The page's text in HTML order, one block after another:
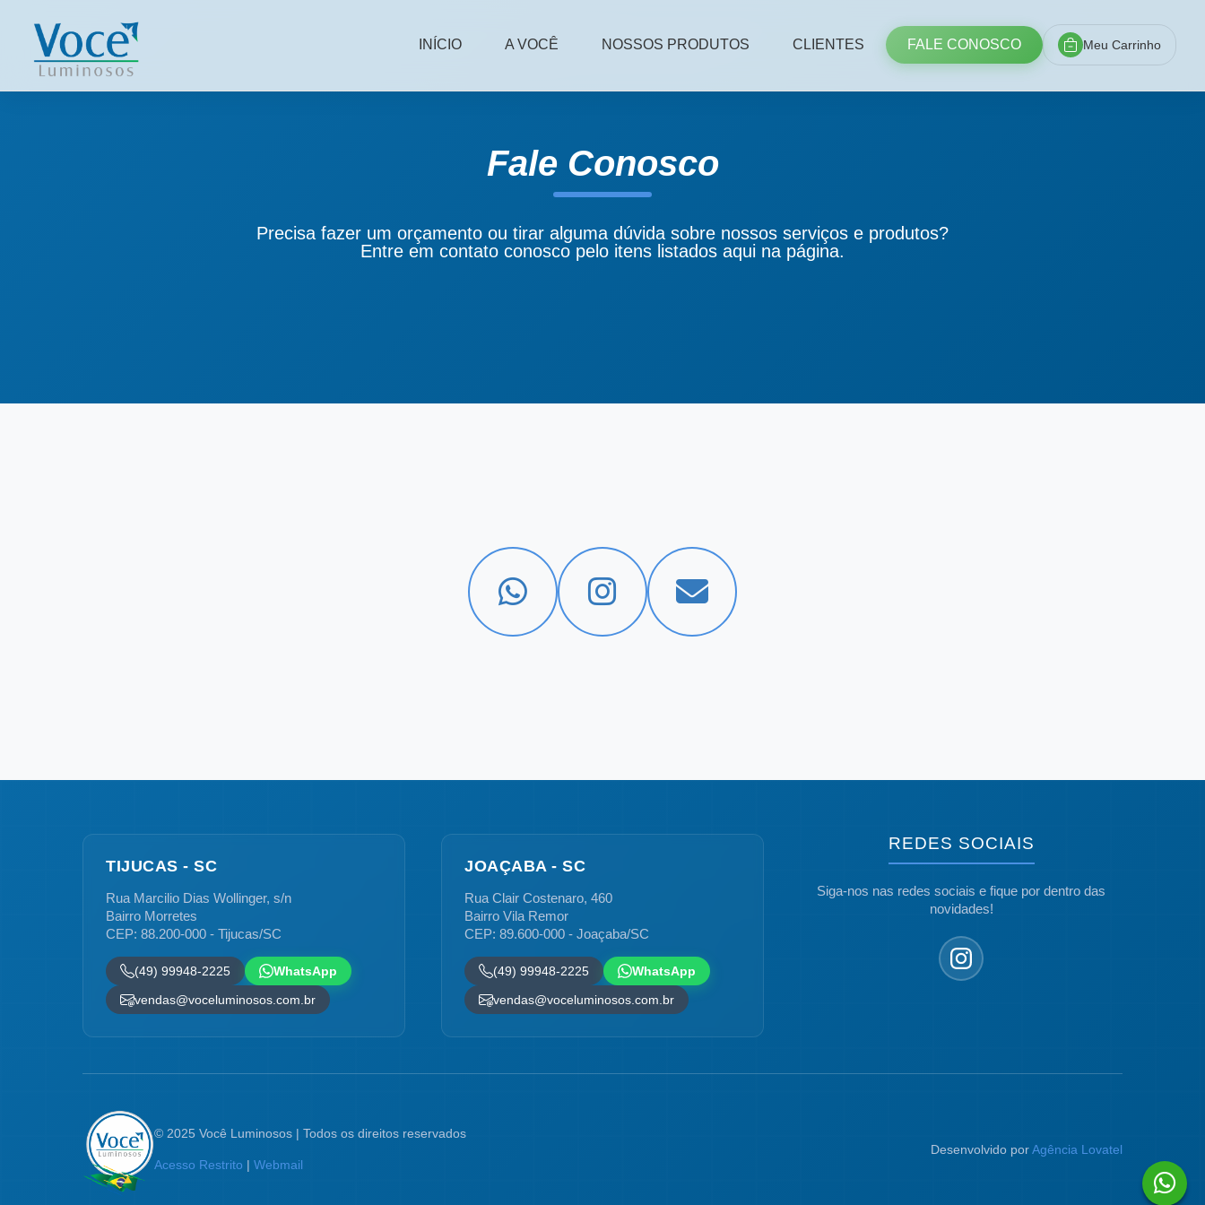
INÍCIO A VOCÊ NOSSOS PRODUTOS CLIENTES FALE CONOSCO Meu Carrinho
Fale Conosco
Precisa fazer um orçamento ou tirar alguma dúvida sobre nossos serviços e produtos?
Entre em contato conosco pelo itens listados aqui na página.
TIJUCAS - SC
Rua Marcilio Dias Wollinger, s/n
Bairro Morretes
CEP: 88.200-000 - Tijucas/SC
(49) 99948-2225
WhatsApp
vendas@voceluminosos.com.br
JOAÇABA - SC
Rua Clair Costenaro, 460
Bairro Vila Remor
CEP: 89.600-000 - Joaçaba/SC
(49) 99948-2225
WhatsApp
vendas@voceluminosos.com.br
REDES SOCIAIS
Siga-nos nas redes sociais e fique por dentro das
novidades!
© 2025 Você Luminosos | Todos os direitos reservados
Acesso Restrito | Webmail
Desenvolvido porAgência Lovatel